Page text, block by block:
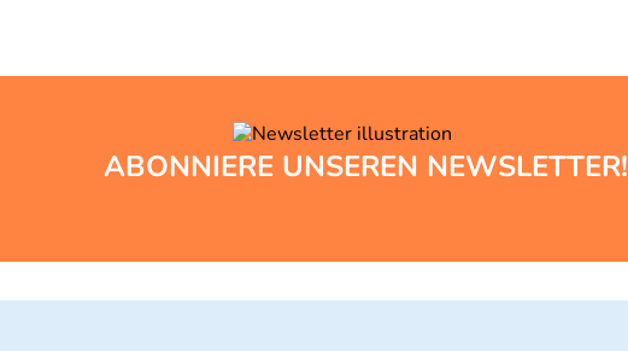
ABONNIERE UNSEREN NEWSLETTER!